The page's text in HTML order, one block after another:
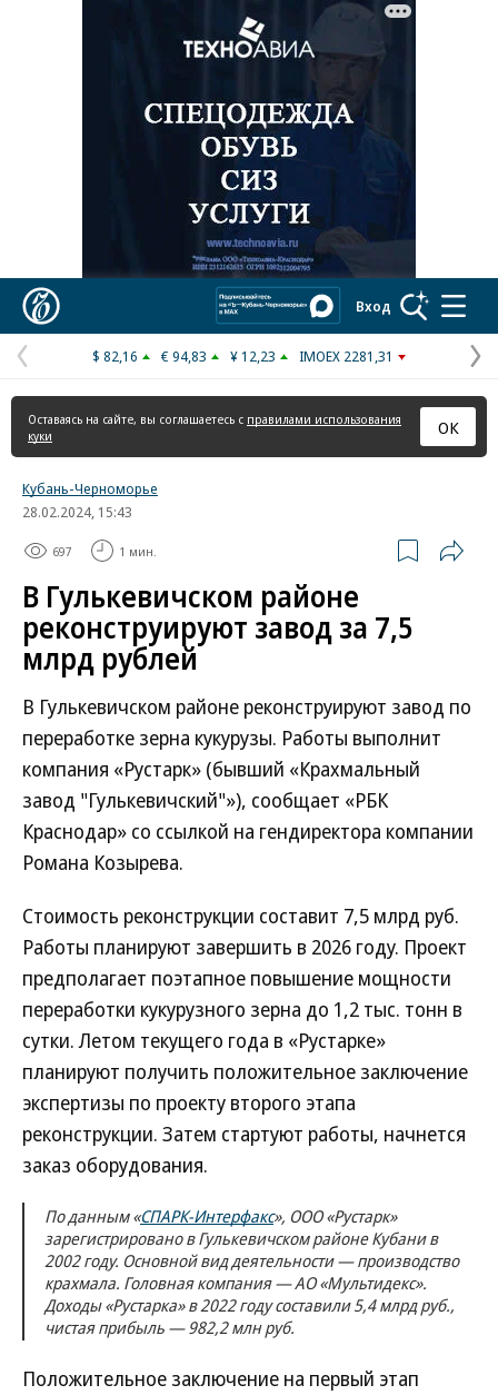
Реклама в «Ъ» www.kommersant.ru/ad
Вход
Предыдущая
страница
$ 82,16 € 94,83 ¥ 12,23 IMOEX 2281,31
Оставаясь на сайте, вы соглашаетесь с правилами использования
куки
ОК
Кубань-Черноморье
28.02.2024, 15:43
697 1 мин.
В Гулькевичском районе
реконструируют завод за 7,5
млрд рублей
В Гулькевичском районе реконструируют завод по
переработке зерна кукурузы. Работы выполнит
компания «Рустарк» (бывший «Крахмальный
завод "Гулькевичский"»), сообщает «РБК
Краснодар» со ссылкой на гендиректора компании
Романа Козырева.
Стоимость реконструкции составит 7,5 млрд руб.
Работы планируют завершить в 2026 году. Проект
предполагает поэтапное повышение мощности
переработки кукурузного зерна до 1,2 тыс. тонн в
сутки. Летом текущего года в «Рустарке»
планируют получить положительное заключение
экспертизы по проекту второго этапа
реконструкции. Затем стартуют работы, начнется
заказ оборудования.
По данным «СПАРК-Интерфакс», ООО «Рустарк»
зарегистрировано в Гулькевичском районе Кубани в
2002 году. Основной вид деятельности — производство
крахмала. Головная компания — АО «Мультидекс».
Доходы «Рустарка» в 2022 году составили 5,4 млрд руб.,
чистая прибыль — 982,2 млн руб.
Положительное заключение на первый этап